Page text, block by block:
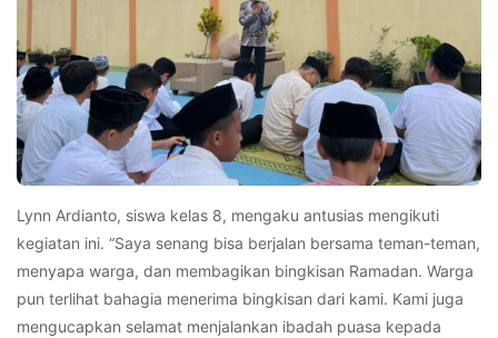
Lynn Ardianto, siswa kelas 8, mengaku antusias mengikuti
kegiatan ini. “Saya senang bisa berjalan bersama teman-teman,
menyapa warga, dan membagikan bingkisan Ramadan. Warga
pun terlihat bahagia menerima bingkisan dari kami. Kami juga
mengucapkan selamat menjalankan ibadah puasa kepada